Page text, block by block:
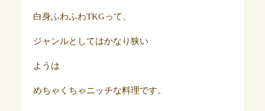
白身ふわふわTKGって、
ジャンルとしてはかなり狭い
ようは
めちゃくちゃニッチな料理です。